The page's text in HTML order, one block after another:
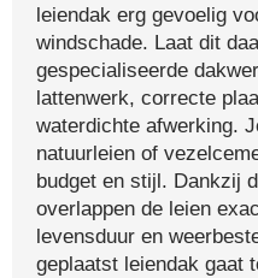
leiendak erg gevoelig
windschade. Laat dit
gespecialiseerde
lattenwerk, correcte
waterdichte afwerking.
natuurleien of
budget en stijl. Dankzij
overlappen de leien
levensduur en
geplaatst leiendak gaat